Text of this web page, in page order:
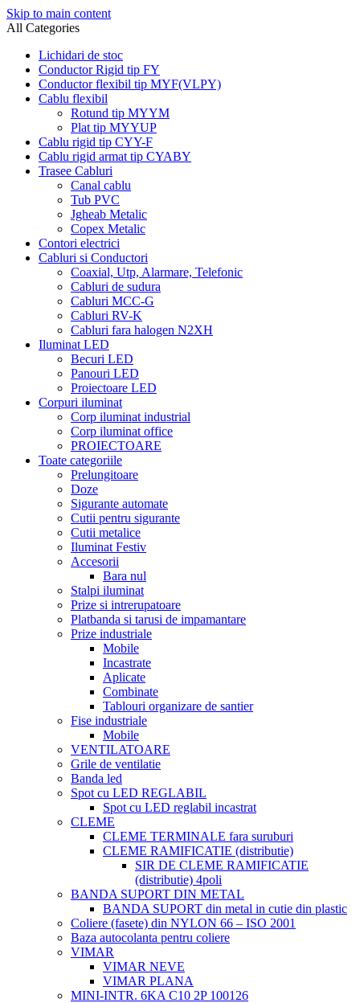
Skip to main content
All Categories
Lichidari de stoc
Conductor Rigid tip FY
Conductor flexibil tip MYF(VLPY)
Cablu flexibil
Rotund tip MYYM
Plat tip MYYUP
Cablu rigid tip CYY-F
Cablu rigid armat tip CYABY
Trasee Cabluri
Canal cablu
Tub PVC
Jgheab Metalic
Copex Metalic
Contori electrici
Cabluri si Conductori
Coaxial, Utp, Alarmare, Telefonic
Cabluri de sudura
Cabluri MCC-G
Cabluri RV-K
Cabluri fara halogen N2XH
Iluminat LED
Becuri LED
Panouri LED
Proiectoare LED
Corpuri iluminat
Corp iluminat industrial
Corp iluminat office
PROIECTOARE
Toate categoriile
Prelungitoare
Doze
Sigurante automate
Cutii pentru sigurante
Cutii metalice
Iluminat Festiv
Accesorii
Bara nul
Stalpi iluminat
Prize si intrerupatoare
Platbanda si tarusi de impamantare
Prize industriale
Mobile
Incastrate
Aplicate
Combinate
Tablouri organizare de santier
Fise industriale
Mobile
VENTILATOARE
Grile de ventilatie
Banda led
Spot cu LED REGLABIL
Spot cu LED reglabil incastrat
CLEME
CLEME TERMINALE fara suruburi
CLEME RAMIFICATIE (distributie)
SIR DE CLEME RAMIFICATIE
(distributie) 4poli
BANDA SUPORT DIN METAL
BANDA SUPORT din metal in cutie din plastic
Coliere (fasete) din NYLON 66 – ISO 2001
Baza autocolanta pentru coliere
VIMAR
VIMAR NEVE
VIMAR PLANA
MINI-INTR. 6KA C10 2P 100126